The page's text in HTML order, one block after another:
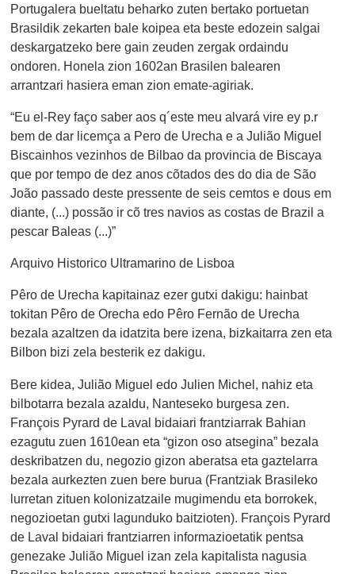
Portugalera bueltatu beharko zuten bertako portuetan
Brasildik zekarten bale koipea eta beste edozein salgai
deskargatzeko bere gain zeuden zergak ordaindu
ondoren. Honela zion 1602an Brasilen balearen
arrantzari hasiera eman zion emate-agiriak.
“Eu el-Rey faço saber aos q´este meu alvará vire ey p.r
bem de dar licemça a Pero de Urecha e a Julião Miguel
Biscainhos vezinhos de Bilbao da provincia de Biscaya
que por tempo de dez anos cõtados des do dia de São
João passado deste pressente de seis cemtos e dous em
diante, (...) possão ir cõ tres navios as costas de Brazil a
pescar Baleas (...)”
Arquivo Historico Ultramarino de Lisboa
Pêro de Urecha kapitainaz ezer gutxi dakigu: hainbat
tokitan Pêro de Orecha edo Pêro Fernão de Urecha
bezala azaltzen da idatzita bere izena, bizkaitarra zen eta
Bilbon bizi zela besterik ez dakigu.
Bere kidea, Julião Miguel edo Julien Michel, nahiz eta
bilbotarra bezala azaldu, Nanteseko burgesa zen.
François Pyrard de Laval bidaiari frantziarrak Bahian
ezagutu zuen 1610ean eta “gizon oso atsegina” bezala
deskribatzen du, negozio gizon aberatsa eta gaztelarra
bezala aurkezten zuen bere burua (Frantziak Brasileko
lurretan zituen kolonizatzaile mugimendu eta borrokek,
negozioetan gutxi lagunduko baitzioten). François Pyrard
de Laval bidaiari frantziarren informazioetatik pentsa
genezake Julião Miguel izan zela kapitalista nagusia